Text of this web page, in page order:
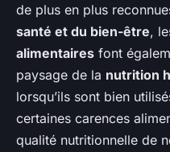
de plus en plus
santé et du bien-être,
alimentaires font
paysage de la nutrition
lorsqu’ils sont bien
certaines carences
qualité nutritionnelle de